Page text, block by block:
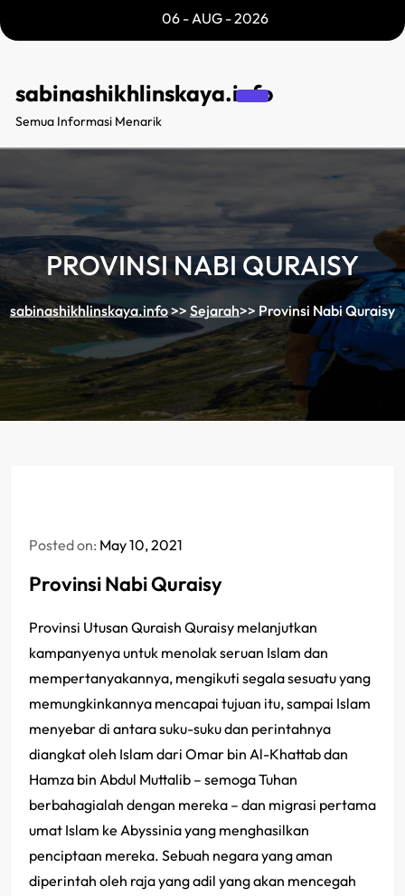
to
06 - AUG - 2026
sabinashikhlinskaya.info
Semua Informasi Menarik
PROVINSI NABI QURAISY
sabinashikhlinskaya.info>> Sejarah>> Provinsi Nabi Quraisy
Posted on: May 10, 2021
Provinsi Nabi Quraisy
Provinsi Utusan Quraish Quraisy melanjutkan
kampanyenya untuk menolak seruan Islam dan
mempertanyakannya, mengikuti segala sesuatu yang
memungkinkannya mencapai tujuan itu, sampai Islam
menyebar di antara suku-suku dan perintahnya
diangkat oleh Islam dari Omar bin Al-Khattab dan
Hamza bin Abdul Muttalib – semoga Tuhan
berbahagialah dengan mereka – dan migrasi pertama
umat Islam ke Abyssinia yang menghasilkan
penciptaan mereka. Sebuah negara yang aman
diperintah oleh raja yang adil yang akan mencegah